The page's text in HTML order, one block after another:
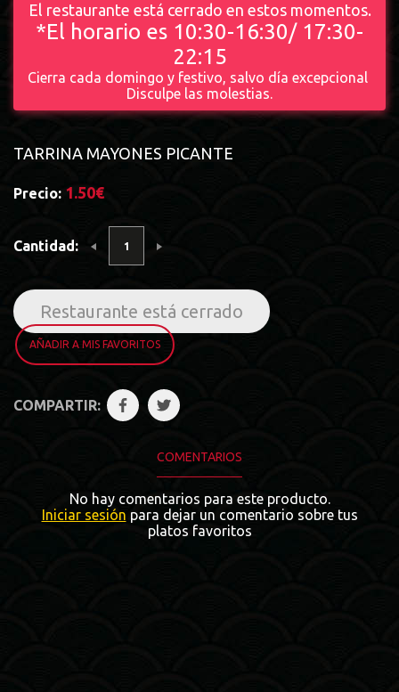
El restaurante está cerrado en estos momentos.
*El horario es 10:30-16:30/ 17:30-
22:15
Cierra cada domingo y festivo, salvo día excepcional
Disculpe las molestias.
TARRINA MAYONES PICANTE
Precio: 1.50€
Cantidad:
Restaurante está cerrado
AÑADIR A MIS FAVORITOS
COMPARTIR:
COMENTARIOS
No hay comentarios para este producto.
Iniciar sesión para dejar un comentario sobre tus
platos favoritos